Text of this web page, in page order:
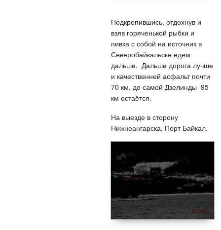
Подкрепившись, отдохнув и
взяв горяченькой рыбки и
пивка с собой на источник в
Северобайкальске едем
дальше. Дальше дорога лучше
и качественней асфальт почти
70 км, до самой Дзелинды 95
км остаётся.
На выезде в сторону
Нижнеангарска. Порт Байкал.